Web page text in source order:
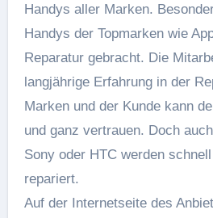
Handys aller Marken.
Handys der Topmarken wie
Reparatur gebracht. Die
langjährige Erfahrung in der
Marken und der Kunde kann
und ganz vertrauen. Doch
Sony oder HTC werden
repariert.
Auf der Internetseite des